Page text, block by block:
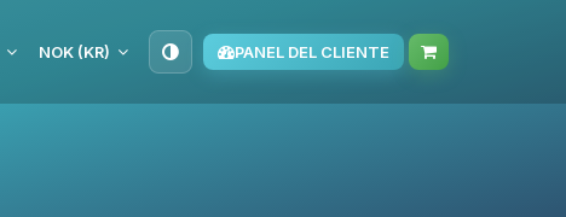
NOK (KR) PANEL DEL CLIENTE